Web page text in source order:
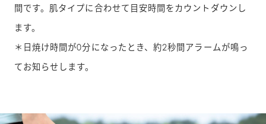
間です。肌タイプに合わせて目安時間をカウントダウンし
ます。
＊日焼け時間が0分になったとき、約2秒間アラームが鳴っ
てお知らせします。